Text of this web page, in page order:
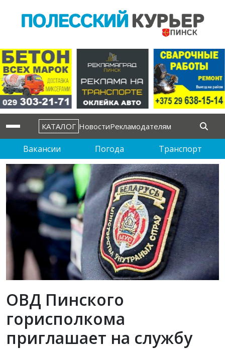
КАТАЛОГ НовостиРекламодателям
Вакансии Погода Транспорт
ОВД Пинского
горисполкома
приглашает на службу